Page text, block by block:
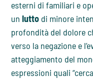
esterni di familiari e
unlutto di minore
profondità del dolore
verso la negazione e
atteggiamento del
espressioni quali